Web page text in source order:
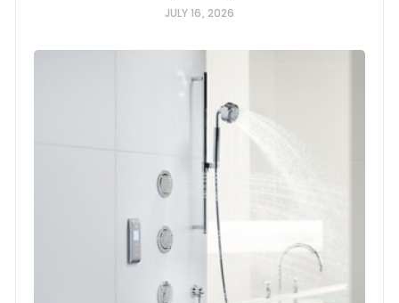
JULY 16, 2026